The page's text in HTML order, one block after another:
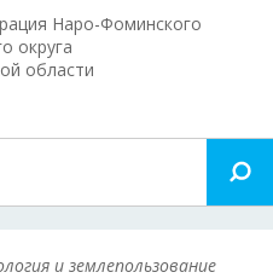
Наро-Фоминского
округа
области
и землепользование